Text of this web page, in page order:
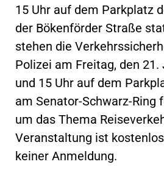
15 Uhr auf dem Parkplatz
der Bökenförder Straße
stehen die
Polizei am Freitag, den
und 15 Uhr auf dem
am Senator-Schwarz-Ring
um das Thema
Veranstaltung ist
keiner Anmeldung.